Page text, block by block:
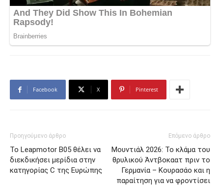
Facebook X Pinterest
Προηγούμενο άρθρο
Το Leapmotor B05 θέλει να
διεκδικήσει μερίδια στην
κατηγορίας C της Ευρώπης
Επόμενο άρθρο
Μουντιάλ 2026: Το κλάμα του
θρυλικού Άντβοκαατ πριν το
Γερμανία – Κουρασάο και η
παραίτηση για να φροντίσει